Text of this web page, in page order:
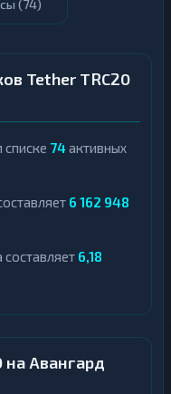
(74)
Tether TRC20
74активных
6 162 948
6,18
на Авангард